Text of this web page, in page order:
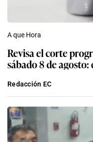
A que Hora
Revisa el corte
sábado 8 de agosto:
Redacción EC